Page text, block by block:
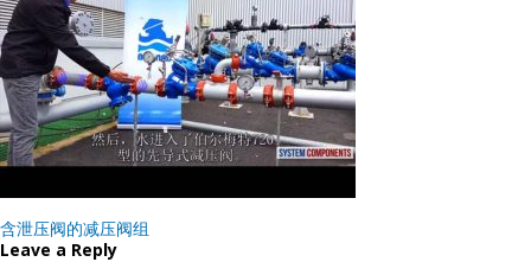
Post
navigation
含泄压阀的减压阀组
Leave a Reply